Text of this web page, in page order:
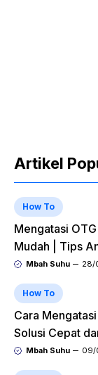
Artikel
How To
Mengatasi
Mudah | Tips
Mbah Suhu 28/
How To
Cara
Solusi Cepat
Mbah Suhu 09/